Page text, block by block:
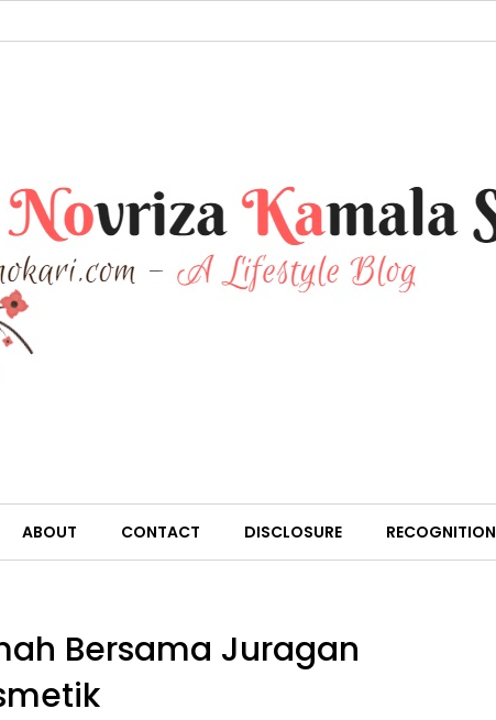
ABOUT CONTACT DISCLOSURE RECOGNITION
Bersama Juragan